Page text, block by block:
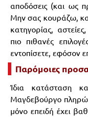
αποδόσεις (και ως
Μην σας κουράζω,
κατηγορίας,
πιο πιθανές
εντοπίσετε, εφόσον
Παρόμοιες
Ίδια κατάσταση
Μαγδεβούργο
μόνο επειδή έχει